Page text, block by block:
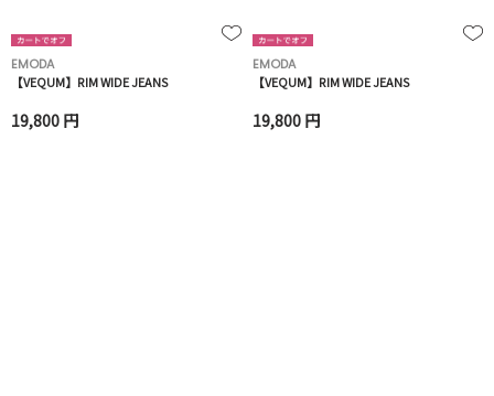
EMODA
【VEQUM】RIM WIDE JEANS
19,800 円
EMODA
【VEQUM】RIM WIDE JEANS
19,800 円